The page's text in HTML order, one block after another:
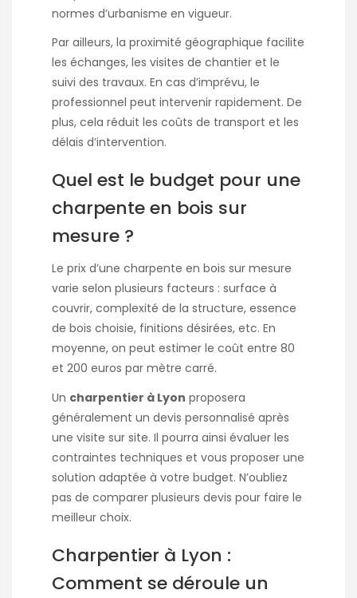
normes d’urbanisme en vigueur.
Par ailleurs, la proximité géographique facilite
les échanges, les visites de chantier et le
suivi des travaux. En cas d’imprévu, le
professionnel peut intervenir rapidement. De
plus, cela réduit les coûts de transport et les
délais d’intervention.
Quel est le budget pour une
charpente en bois sur
mesure ?
Le prix d’une charpente en bois sur mesure
varie selon plusieurs facteurs : surface à
couvrir, complexité de la structure, essence
de bois choisie, finitions désirées, etc. En
moyenne, on peut estimer le coût entre 80
et 200 euros par mètre carré.
Un charpentier à Lyon proposera
généralement un devis personnalisé après
une visite sur site. Il pourra ainsi évaluer les
contraintes techniques et vous proposer une
solution adaptée à votre budget. N’oubliez
pas de comparer plusieurs devis pour faire le
meilleur choix.
Charpentier à Lyon :
Comment se déroule un